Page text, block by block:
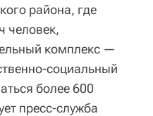
района, где
человек,
комплекс —
социальный
более 600
пресс-служба